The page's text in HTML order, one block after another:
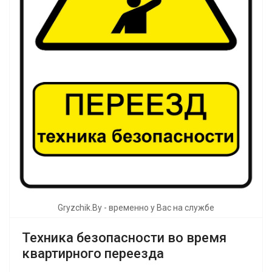
Gryzchik.By - временно у Вас на службе
Техника безопасности во время
квартирного переезда